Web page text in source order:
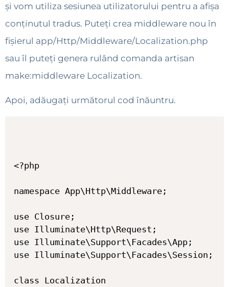
și vom utiliza sesiunea utilizatorului pentru a afișa
conținutul tradus. Puteți crea middleware nou în
fișierul app/Http/Middleware/Localization.php
sau îl puteți genera rulând comanda artisan
make:middleware Localization.
Apoi, adăugați următorul cod înăuntru.
<?php
namespace App\Http\Middleware;
use Closure;
use Illuminate\Http\Request;
use Illuminate\Support\Facades\App;
use Illuminate\Support\Facades\Session;
class Localization